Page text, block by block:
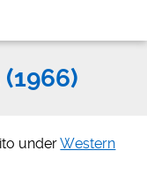
underWestern